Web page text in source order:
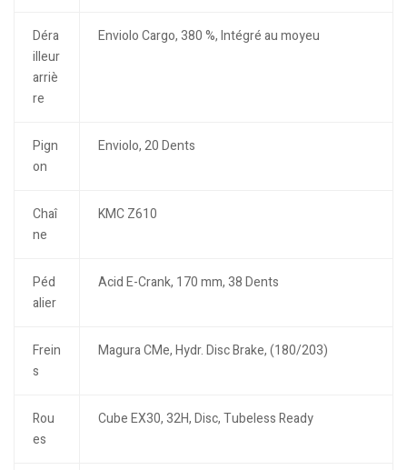
Déra
illeur
arriè
re
Enviolo Cargo, 380 %, Intégré au moyeu
Pign
on
Enviolo, 20 Dents
Chaî
ne
KMC Z610
Péd
alier
Acid E-Crank, 170 mm, 38 Dents
Frein
s
Magura CMe, Hydr. Disc Brake, (180/203)
Rou
es
Cube EX30, 32H, Disc, Tubeless Ready